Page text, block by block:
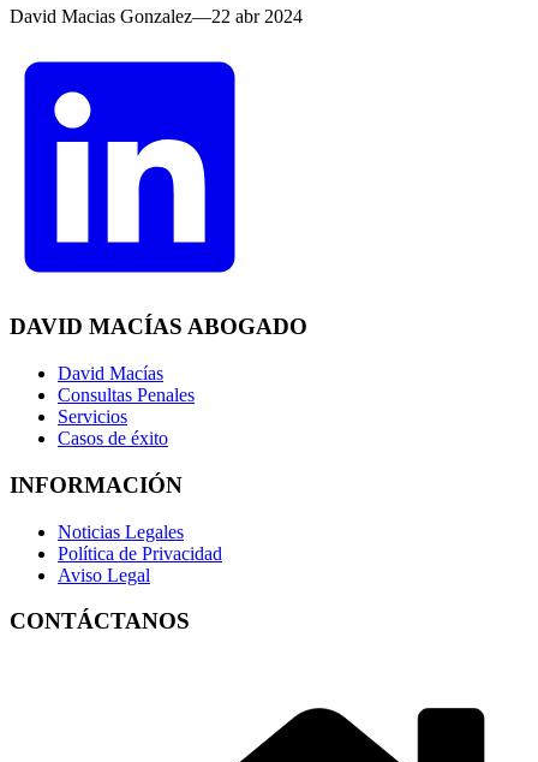
David Macias Gonzalez—22 abr 2024
DAVID MACÍAS ABOGADO
David Macías
Consultas Penales
Servicios
Casos de éxito
INFORMACIÓN
Noticias Legales
Política de Privacidad
Aviso Legal
CONTÁCTANOS